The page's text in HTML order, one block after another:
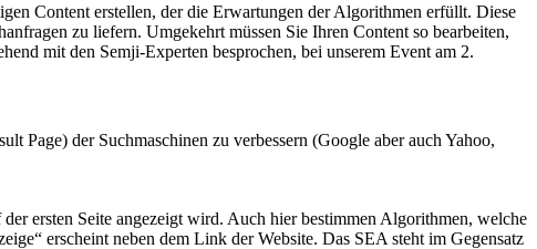
Content erstellen, der die Erwartungen der Algorithmen erfüllt. Diese
zu liefern. Umgekehrt müssen Sie Ihren Content so bearbeiten,
mit den Semji-Experten besprochen, bei unserem Event am 2.
Page) der Suchmaschinen zu verbessern (Google aber auch Yahoo,
ersten Seite angezeigt wird. Auch hier bestimmen Algorithmen, welche
erscheint neben dem Link der Website. Das SEA steht im Gegensatz